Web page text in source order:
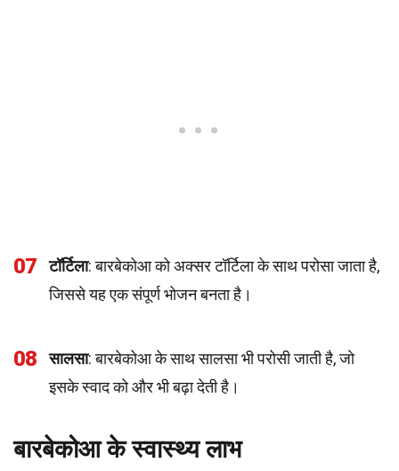
07 टॉर्टिला: बारबेकोआ को अक्सर टॉर्टिला के साथ परोसा जाता है,
जिससे यह एक संपूर्ण भोजन बनता है।
08 सालसा: बारबेकोआ के साथ सालसा भी परोसी जाती है, जो
इसके स्वाद को और भी बढ़ा देती है।
बारबेकोआ के स्वास्थ्य लाभ